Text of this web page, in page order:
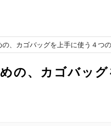
、カゴバッグを上手に使う４つの
の、カゴバッグ